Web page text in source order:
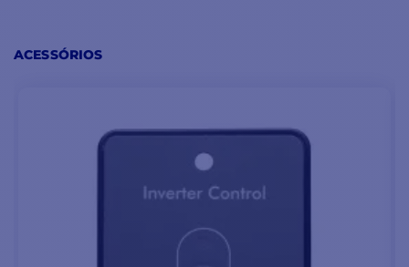
circuitose tensões da
altas.
O AC Master 12V/2000W
ACESSÓRIOS